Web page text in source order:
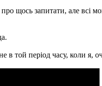
щось запитати, але всі
в той період часу, коли я,